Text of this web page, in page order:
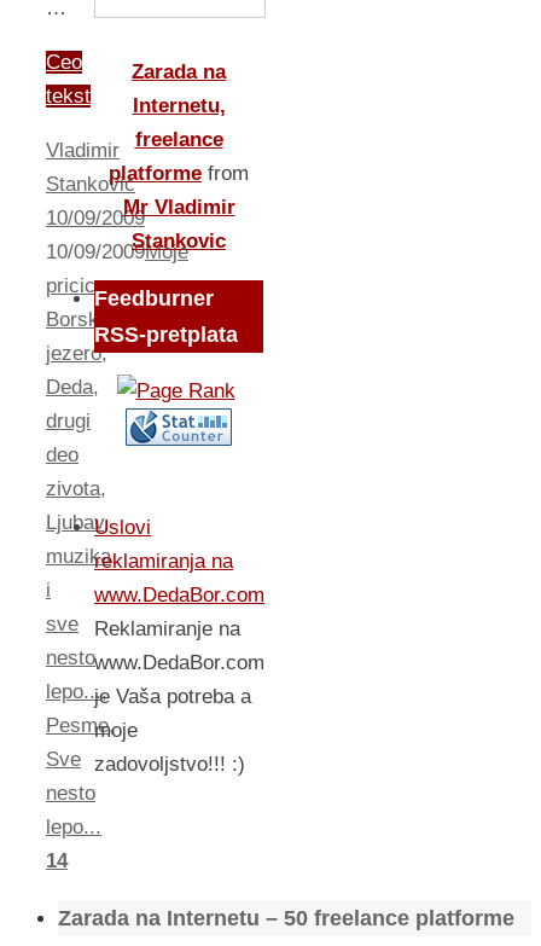
…
Ceo
tekst
Vladimir
Stankovic
10/09/2009
10/09/2009Moje
pricice
Borsko
jezero,
Deda,
drugi
deo
zivota,
Ljubav,
muzika
i
sve
nesto
lepo...,
Pesme,
Sve
nesto
lepo...
14
Zarada na
Internetu,
freelance
platforme from
Mr Vladimir
Stankovic
Feedburner
RSS-pretplata
Uslovi
reklamiranja na
www.DedaBor.com
Reklamiranje na
www.DedaBor.com
je Vaša potreba a
moje
zadovoljstvo!!! :)
Zarada na Internetu – 50 freelance platforme